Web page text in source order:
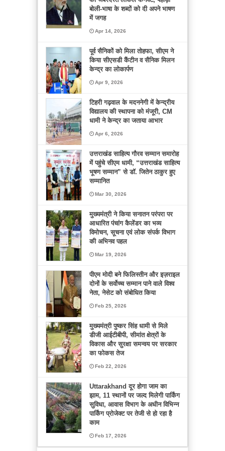
बोली-भाषा के शब्दों को दी अपने भाषण
में जगह
Apr 14, 2026
पूर्व सैनिकों को मिला तोहफा, सीएम ने
किया सीएसडी कैंटीन व सैनिक मिलन
केन्द्र का लोकार्पण
Apr 9, 2026
टिहरी गढ़वाल के मदननेगी में केन्द्रीय
विद्यालय की स्थापना को मंजूरी, CM
धामी ने केन्द्र का जताया आभार
Apr 6, 2026
उत्तराखंड साहित्य गौरव सम्मान समारोह
में पहुंचे सीएम धामी, “उत्तराखंड साहित्य
भूषण सम्मान” से डॉ. जितेन ठाकुर हुए
सम्मानित
Mar 30, 2026
मुख्यमंत्री ने किया सनातन परंपरा पर
आधारित पंचांग कैलेंडर का भव्य
विमोचन, सूचना एवं लोक संपर्क विभाग
की अभिनव पहल
Mar 19, 2026
पीएम मोदी बने फिलिस्तीन और इज़राइल
दोनों के सर्वोच्च सम्मान पाने वाले विश्व
नेता, नेसेट को संबोधित किया
Feb 25, 2026
मुख्यमंत्री पुष्कर सिंह धामी से मिले
डीजी आईटीबीपी, सीमांत क्षेत्रों के
विकास और सुरक्षा समन्वय पर सरकार
का फोकस तेज
Feb 22, 2026
Uttarakhand दूर होगा जाम का
झाम, 11 स्थानों पर जल्द मिलेगी पार्किंग
सुविधा, आवास विभाग के अधीन विभिन्न
पार्किंग प्रोजेक्ट पर तेजी से हो रहा है
काम
Feb 17, 2026